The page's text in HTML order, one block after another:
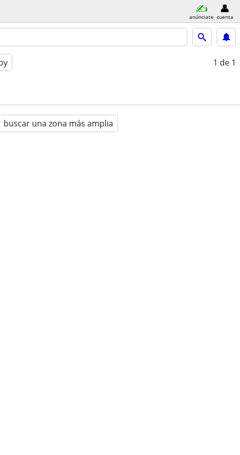
anúnciate cuenta
1 de 1
buscar una zona más amplia